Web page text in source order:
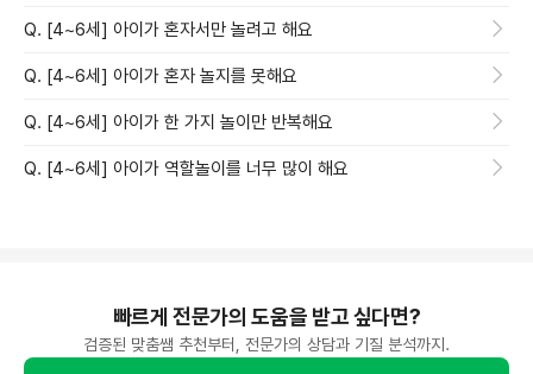
Q. [4~6세] 아이가 혼자서만 놀려고 해요
Q. [4~6세] 아이가 혼자 놀지를 못해요
Q. [4~6세] 아이가 한 가지 놀이만 반복해요
Q. [4~6세] 아이가 역할놀이를 너무 많이 해요
빠르게 전문가의 도움을 받고 싶다면?
검증된 맞춤쌤 추천부터, 전문가의 상담과 기질 분석까지.